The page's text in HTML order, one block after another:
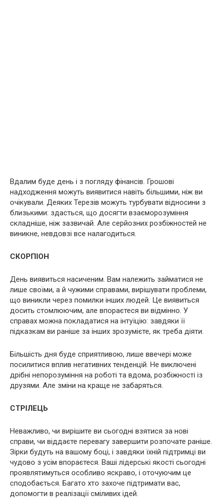
Вдалим буде день і з погляду фінансів. Грошові
надходження можуть виявитися навіть більшими, ніж ви
очікували. Деяких Терезів можуть турбувати відносини з
близькими: здасться, що досягти взаєморозуміння
складніше, ніж зазвичай. Але серйозних розбіжностей не
виникне, невдовзі все налагодиться.
СКОРПІОН
День виявиться насиченим. Вам належить займатися не
лише своїми, а й чужими справами, вирішувати проблеми,
що виникли через помилки інших людей. Це виявиться
досить стомлюючим, але впораєтеся ви відмінно. У
справах можна покладатися на інтуїцію: завдяки її
підказкам ви раніше за інших зрозумієте, як треба діяти.
Більшість дня буде сприятливою, лише ввечері може
посилитися вплив негативних тенденцій. Не виключені
дрібні непорозуміння на роботі та вдома, розбіжності із
друзями. Але зміни на краще не забаряться.
СТРІЛЕЦЬ
Неважливо, чи вирішите ви сьогодні взятися за нові
справи, чи віддаєте перевагу завершити розпочате раніше.
Зірки будуть на вашому боці, і завдяки їхній підтримці ви
чудово з усім впораєтеся. Ваші лідерські якості сьогодні
проявлятимуться особливо яскраво, і оточуючим це
сподобається. Багато хто захоче підтримати вас,
допомогти в реалізації сміливих ідей.